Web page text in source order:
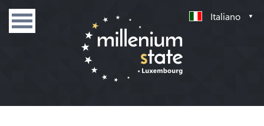
Italiano